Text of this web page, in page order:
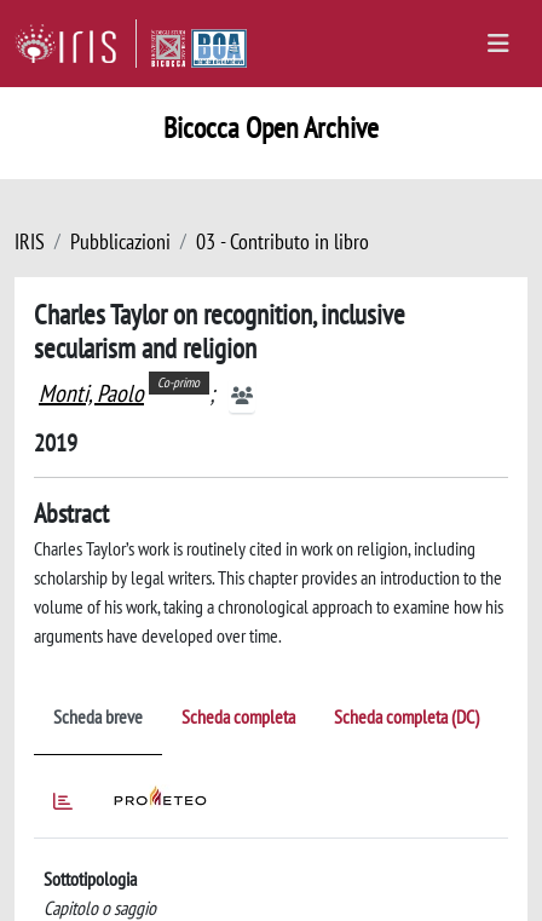
Bicocca Open Archive
IRIS Pubblicazioni 03 - Contributo in libro
Charles Taylor on recognition, inclusive
secularism and religion
Monti, Paolo Co-primo ;
2019
Abstract
Charles Taylor’s work is routinely cited in work on religion, including
scholarship by legal writers. This chapter provides an introduction to the
volume of his work, taking a chronological approach to examine how his
arguments have developed over time.
Scheda breve Scheda completa Scheda completa (DC)
Sottotipologia
Capitolo o saggio